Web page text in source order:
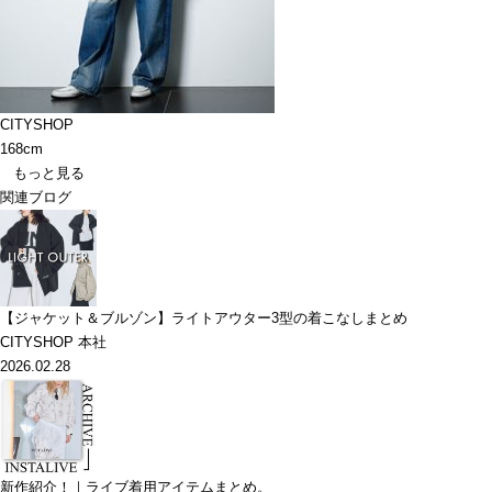
CITYSHOP
168cm
もっと見る
関連ブログ
【ジャケット＆ブルゾン】ライトアウター3型の着こなしまとめ
CITYSHOP 本社
2026.02.28
新作紹介！｜ライブ着用アイテムまとめ。